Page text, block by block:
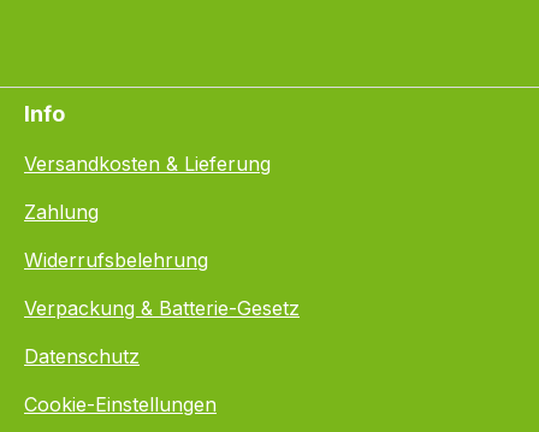
Info
Versandkosten & Lieferung
Zahlung
Widerrufsbelehrung
Verpackung & Batterie-Gesetz
Datenschutz
Cookie-Einstellungen